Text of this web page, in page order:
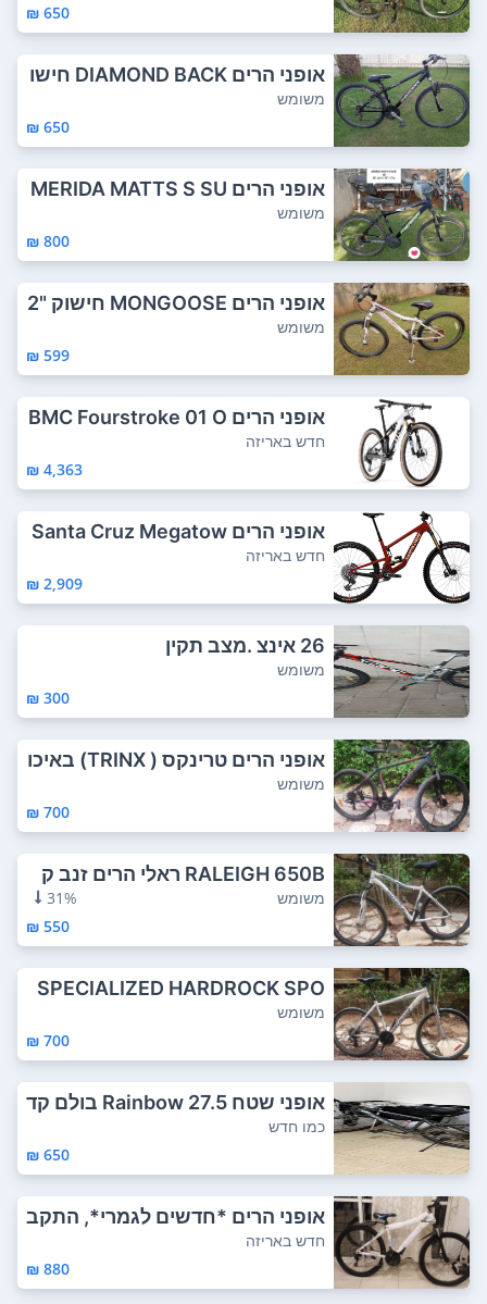
650 ₪
אופני הרים DIAMOND BACK חישו
ק "26 שלדת א...
משומש
650 ₪
אופני הרים MERIDA MATTS S SU
B 40 חישוקים...
משומש
800 ₪
אופני הרים MONGOOSE חישוק "2
4 שלדת אלומי...
משומש
599 ₪
אופני הרים BMC Fourstroke 01 O
NE XO 2025...
חדש באריזה
4,363 ₪
אופני הרים Santa Cruz Megatow
er 2 C GX1 ...
חדש באריזה
2,909 ₪
26 אינצ .מצב תקין
משומש
300 ₪
אופני הרים טרינקס ( TRINX) באיכו
ת טובה. ...
משומש
700 ₪
RALEIGH 650B ראלי הרים זנב ק
שיח. רמפה נמ...
משומש
31%
550 ₪
SPECIALIZED HARDROCK SPO
RT גלגלים: 26 אי...
משומש
700 ₪
אופני שטח Rainbow 27.5 בולם קד
מי, נוסעי...
כמו חדש
650 ₪
אופני הרים *חדשים לגמרי*, התקב
לו כמתנה ו...
חדש באריזה
880 ₪